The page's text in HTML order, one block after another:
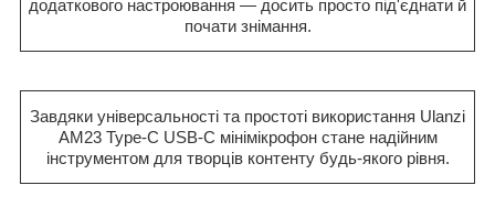
додаткового настроювання — досить просто під'єднати й
почати знімання.
Завдяки універсальності та простоті використання Ulanzi
AM23 Type-C USB-C мінімікрофон стане надійним
інструментом для творців контенту будь-якого рівня.